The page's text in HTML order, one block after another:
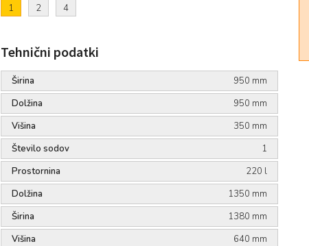
1 2 4
Tehnični podatki
Širina
950 mm
Dolžina
950 mm
Višina
350 mm
Število sodov
1
Prostornina
220 l
Dolžina
1350 mm
Širina
1380 mm
Višina
640 mm